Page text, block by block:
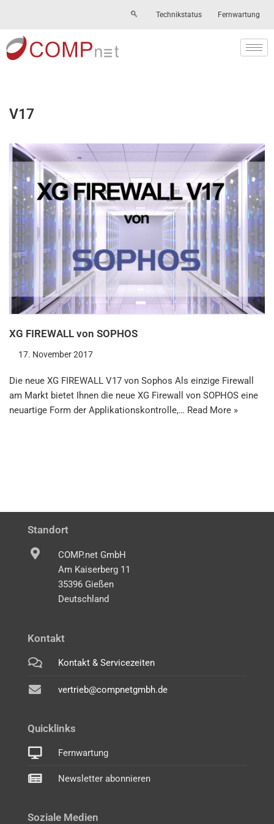
Skip
to
content
Technikstatus Fernwartung
V17
XG FIREWALL von SOPHOS
17. November 2017
Die neue XG FIREWALL V17 von Sophos Als einzige Firewall
am Markt bietet Ihnen die neue XG Firewall von SOPHOS eine
neuartige Form der Applikationskontrolle,… Read More »
Standort
COMP.net GmbH
Am Kaiserberg 11
35396 Gießen
Deutschland
Kontakt
Kontakt & Servicezeiten
vertrieb@compnetgmbh.de
Quicklinks
Fernwartung
Newsletter abonnieren
Soziale Medien